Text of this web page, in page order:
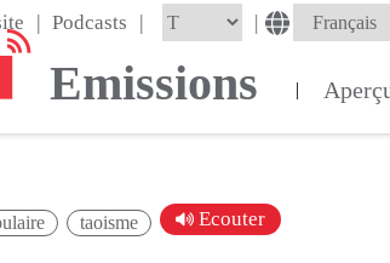
| Podcasts | |
Emissions |
taoisme Ecouter